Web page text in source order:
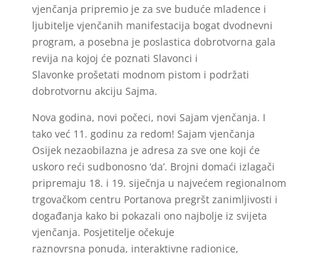
vjenčanja pripremio je za sve buduće mladence i
ljubitelje vjenčanih manifestacija bogat dvodnevni
program, a posebna je poslastica dobrotvorna gala
revija na kojoj će poznati Slavonci i
Slavonke prošetati modnom pistom i podržati
dobrotvornu akciju Sajma.
Nova godina, novi počeci, novi Sajam vjenčanja. I
tako već 11. godinu za redom! Sajam vjenčanja
Osijek nezaobilazna je adresa za sve one koji će
uskoro reći sudbonosno ‘da’. Brojni domaći izlagači
pripremaju 18. i 19. siječnja u najvećem regionalnom
trgovačkom centru Portanova pregršt zanimljivosti i
događanja kako bi pokazali ono najbolje iz svijeta
vjenčanja. Posjetitelje očekuje
raznovrsna ponuda, interaktivne radionice,